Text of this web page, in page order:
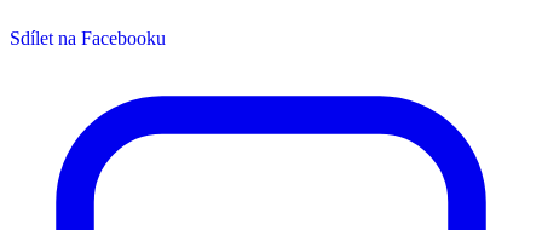
Sdílet na Facebooku